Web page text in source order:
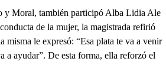
y Moral, también participó Alba Lidia Ale
de la mujer, la magistrada refirió
misma le expresó: “Esa plata te va a venir
a ayudar”. De esta forma, ella reforzó el